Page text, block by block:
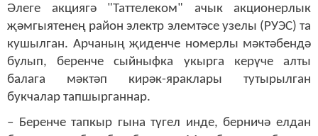
Әлеге акциягә "Таттелеком" ачык акционерлык
җәмгыятенең район электр элемтәсе узелы (РУЭС) та
кушылган. Арчаның җиденче номерлы мәктәбендә
булып, беренче сыйныфка укырга керүче алты
балага мәктәп кирәк-яраклары тутырылган
букчалар тапшырганнар.
– Беренче тапкыр гына түгел инде, берничә елдан